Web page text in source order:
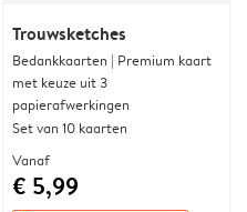
Trouwsketches
Bedankkaarten | Premium kaart
met keuze uit 3
papierafwerkingen
Set van 10 kaarten
Vanaf
€ 5,99